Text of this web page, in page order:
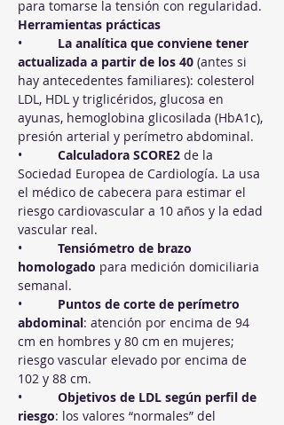
para tomarse la tensión con regularidad.
Herramientas prácticas
• La analítica que conviene tener
actualizada a partir de los 40 (antes si
hay antecedentes familiares): colesterol
LDL, HDL y triglicéridos, glucosa en
ayunas, hemoglobina glicosilada (HbA1c),
presión arterial y perímetro abdominal.
• Calculadora SCORE2 de la
Sociedad Europea de Cardiología. La usa
el médico de cabecera para estimar el
riesgo cardiovascular a 10 años y la edad
vascular real.
• Tensiómetro de brazo
homologado para medición domiciliaria
semanal.
• Puntos de corte de perímetro
abdominal: atención por encima de 94
cm en hombres y 80 cm en mujeres;
riesgo vascular elevado por encima de
102 y 88 cm.
• Objetivos de LDL según perfil de
riesgo: los valores “normales” del